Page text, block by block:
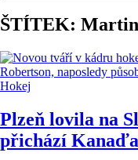
ŠTÍTEK:
Hokej
Plzeň lovila na
přichází